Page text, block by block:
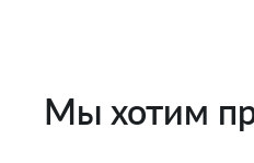
Мы хотим